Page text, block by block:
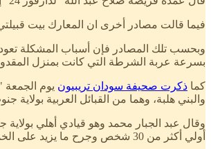
فيما قالت مصادر أخرى ان المعارك بيت قبيلتي بني
وبحسب تلك المصادر فإن أسباب المشكلة تعود
بسرعة عربة الشرطة التي كانت بمنزل
كما ذكرت صحيفة سودان تريبيون يوم الجمعة
والبني هلبة، وهما من القبائل العربية بولاية
وقال عبد الجبار محمد وهو قيادي أهلي
أولي أكثر من 30 شخص وجرح ما يزيد على الخمسين جرى نقل بعضهم لمستشفى كبم”...